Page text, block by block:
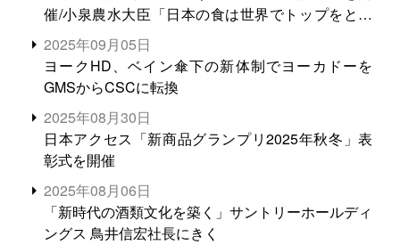
催/小泉農水大臣「日本の食は世界でトップをとれ
る。米増産に向けて、米輸出需要の拡大を」
2025年09月05日
ヨークHD、ベイン傘下の新体制でヨーカドーを
GMSからCSCに転換
2025年08月30日
日本アクセス「新商品グランプリ2025年秋冬」表
彰式を開催
2025年08月06日
「新時代の酒類文化を築く」サントリーホールディ
ングス 鳥井信宏社長にきく